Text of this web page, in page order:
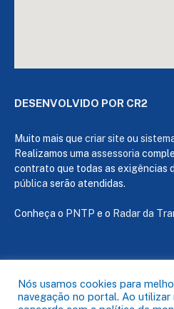
DESENVOLVIDO POR CR2
Muito mais que criar site ou
Realizamos uma assessoria
contrato que todas as exigências
pública serão atendidas.
Conheça o PNTP e o Radar da
Todos os direitos reservados
Nós usamos cookies para
navegação no portal. Ao utilizar